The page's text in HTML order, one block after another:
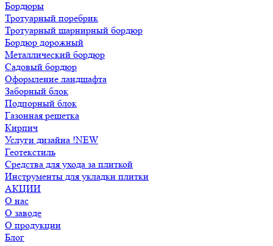
Бордюры
Тротуарный поребрик
Тротуарный шарнирный бордюр
Бордюр дорожный
Металлический бордюр
Садовый бордюр
Оформление ландшафта
Заборный блок
Подпорный блок
Газонная решетка
Кирпич
Услуги дизайна !NEW
Геотекстиль
Средства для ухода за плиткой
Инструменты для укладки плитки
АКЦИИ
О нас
О заводе
О продукции
Блог